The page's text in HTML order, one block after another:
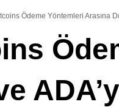
Ödeme Yöntemleri Arasına